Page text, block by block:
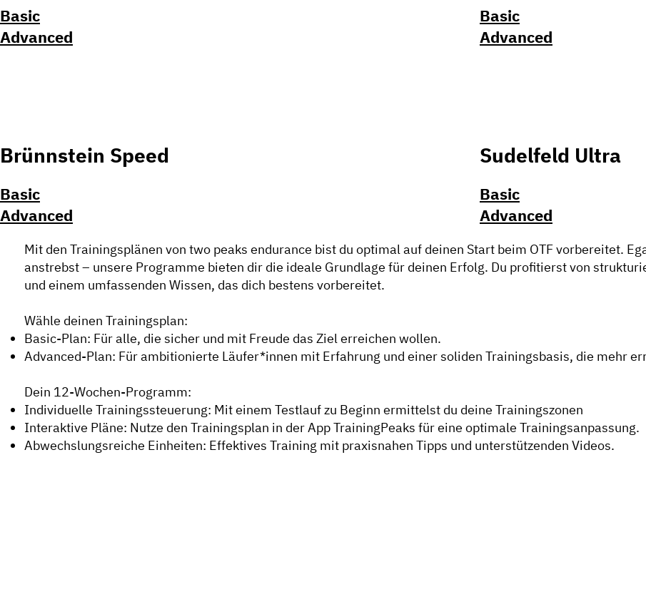
Basic
Advanced
Brünnstein Speed
Basic
Advanced
Mit den Trainingsplänen von two peaks endurance bist du optimal auf deinen Start beim OTF vorbereitet.
anstrebst – unsere Programme bieten dir die ideale Grundlage für deinen Erfolg. Du profitierst von
und einem umfassenden Wissen, das dich bestens vorbereitet.
Wähle deinen Trainingsplan:
Basic-Plan: Für alle, die sicher und mit Freude das Ziel erreichen wollen.
Advanced-Plan: Für ambitionierte Läufer*innen mit Erfahrung und einer soliden Trainingsbasis, die mehr
Dein 12-Wochen-Programm:
Individuelle Trainingssteuerung: Mit einem Testlauf zu Beginn ermittelst du deine Trainingszonen
Interaktive Pläne: Nutze den Trainingsplan in der App TrainingPeaks für eine optimale Trainingsanpassung.
Abwechslungsreiche Einheiten: Effektives Training mit praxisnahen Tipps und unterstützenden Videos.
Basic
Advanced
Sudelfeld Ultra
Basic
Advanced